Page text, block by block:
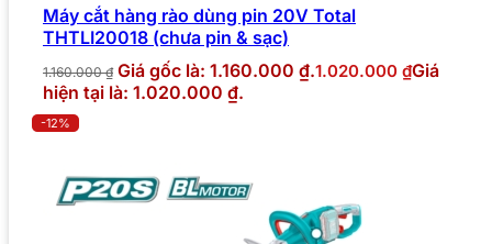
Máy cắt hàng rào dùng pin 20V Total
THTLI20018 (chưa pin & sạc)
1.160.000₫ Giá gốc là: 1.160.000 ₫.1.020.000 ₫Giá
hiện tại là: 1.020.000 ₫.
-12%